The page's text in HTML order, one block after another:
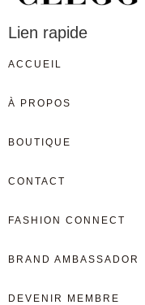
Lien rapide
ACCUEIL
À PROPOS
BOUTIQUE
CONTACT
FASHION CONNECT
BRAND AMBASSADOR
DEVENIR MEMBRE